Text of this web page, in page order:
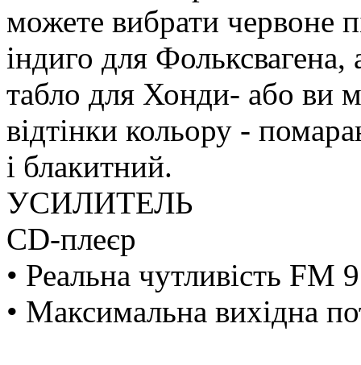
можете вибрати червоне
індиго для Фольксвагена,
табло для Хонди- або ви
відтінки кольору -
і блакитний.
УСИЛИТЕЛЬ
CD-плеєр
• Реальна чутливість
• Максимальна вихідна